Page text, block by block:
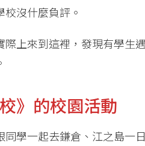
沒什麼負評。
上來到這裡，發現有學生
》的校園活動
學一起去鎌倉、江之島一